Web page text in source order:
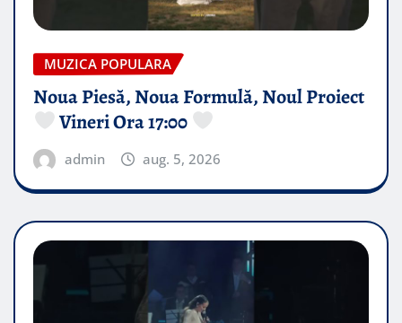
MUZICA POPULARA
Noua Piesă, Noua Formulă, Noul Proiect
Vineri Ora 17:00
admin aug. 5, 2026